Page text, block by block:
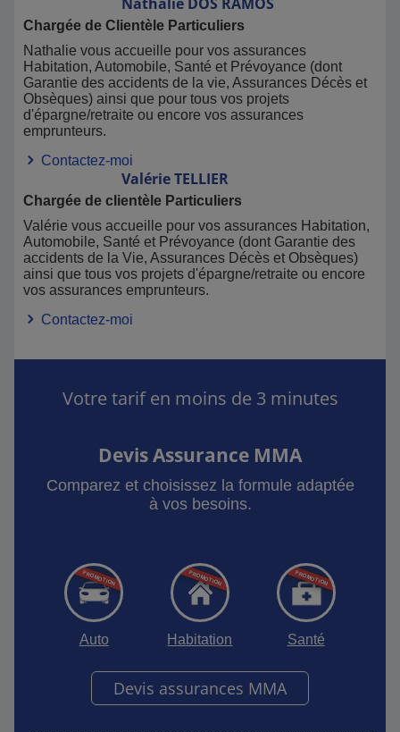
Chargée de Clientèle Particuliers
Nathalie vous accueille pour vos assurances
Habitation, Automobile, Santé et Prévoyance (dont
Garantie des accidents de la vie, Assurances Décès et
Obsèques) ainsi que pour tous vos projets
d'épargne/retraite ou encore vos assurances
emprunteurs.
Contactez-moi
ValérieTELLIER
Chargée de clientèle Particuliers
Valérie vous accueille pour vos assurances Habitation,
Automobile, Santé et Prévoyance (dont Garantie des
accidents de la Vie, Assurances Décès et Obsèques)
ainsi que tous vos projets d'épargne/retraite ou encore
vos assurances emprunteurs.
Contactez-moi
Votre tarif en moins de 3 minutes
Devis Assurance MMA
Comparez et choisissez la formule adaptée
à vos besoins.
Auto Habitation Santé
Devis assurances MMA